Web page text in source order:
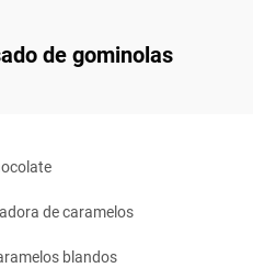
de gominolas
de caramelos
blandos